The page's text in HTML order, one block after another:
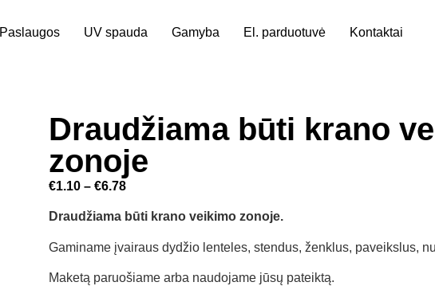
Paslaugos UV spauda Gamyba El. parduotuvė Kontaktai
Draudžiama būti krano
zonoje
€1.10 –€6.78
Draudžiama būti krano veikimo zonoje.
Gaminame įvairaus dydžio lenteles, stendus, ženklus, paveikslus,
Maketą paruošiame arba naudojame jūsų pateiktą.